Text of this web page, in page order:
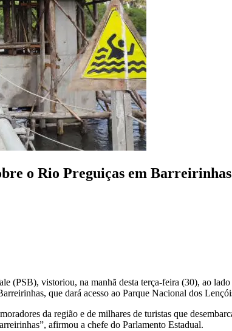
o Rio Preguiças em Barreirinhas
(PSB), vistoriou, na manhã desta terça-feira (30), ao
que dará acesso ao Parque Nacional dos
da região e de milhares de turistas que
afirmou a chefe do Parlamento Estadual.